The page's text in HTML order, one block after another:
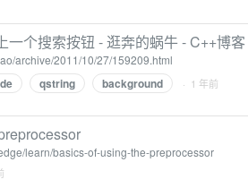
一个搜索按钮 - 逛奔的蜗牛 - C++博客
archive/2011/10/27/159209.html
qstring background · 1 年前
learn/basics-of-using-the-preprocessor